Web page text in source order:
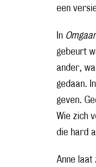
een
In
gebeurt
ander,
gedaan.
geven.
Wie zich
die hard
Anne laat